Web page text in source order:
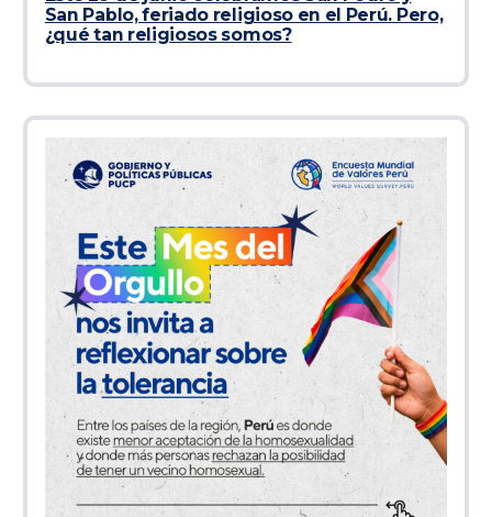
San Pablo, feriado religioso en el Perú. Pero,
¿qué tan religiosos somos?